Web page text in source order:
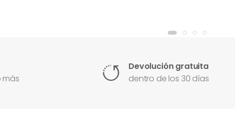
Devolución gratuita
dentro de los 30 días